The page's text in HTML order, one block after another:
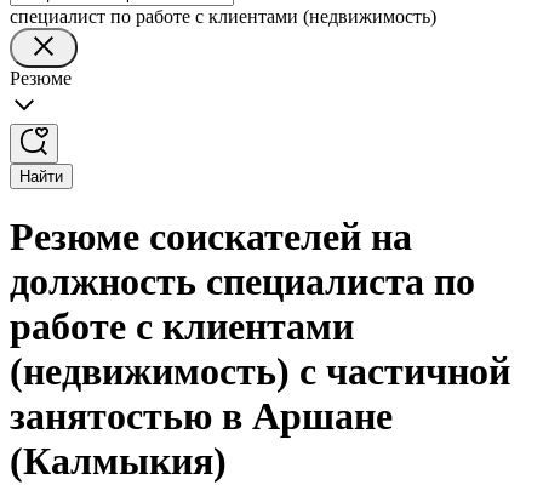
специалист по работе с клиентами (недвижимость)
Резюме
Найти
Резюме соискателей на
должность специалиста по
работе с клиентами
(недвижимость) с частичной
занятостью в Аршане
(Калмыкия)